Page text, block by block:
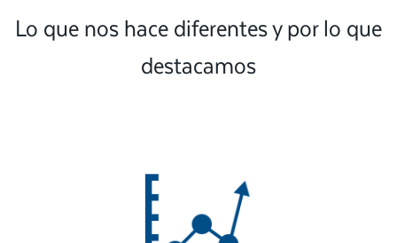
Lo que nos hace diferentes y por lo que
destacamos